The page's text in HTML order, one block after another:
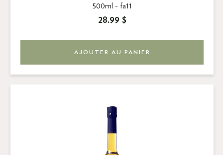
500ml - fa11
28.99 $
AJOUTER AU PANIER